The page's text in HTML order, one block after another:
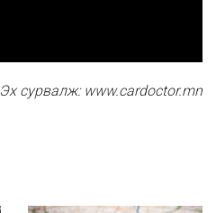
Эх сурвалж: www.cardoctor.mn